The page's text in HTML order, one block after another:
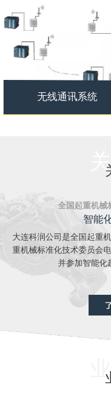
无线通讯系统
全国起重机械
智能
大连科润公司是全国起重
重机械标准化技术委员会
并参加智能化